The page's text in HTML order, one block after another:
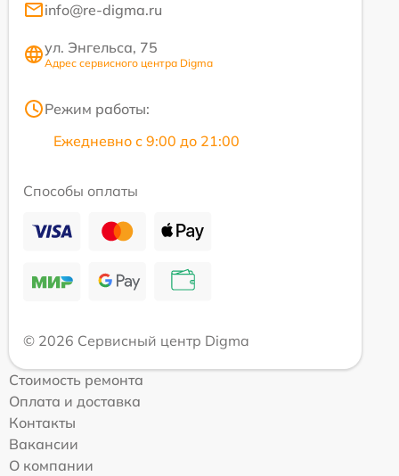
info@re-digma.ru
ул. Энгельса, 75
Адрес сервисного центра Digma
Режим работы:
Ежедневно с 9:00 до 21:00
Способы оплаты
© 2026 Сервисный центр Digma
Стоимость ремонта
Оплата и доставка
Контакты
Вакансии
О компании